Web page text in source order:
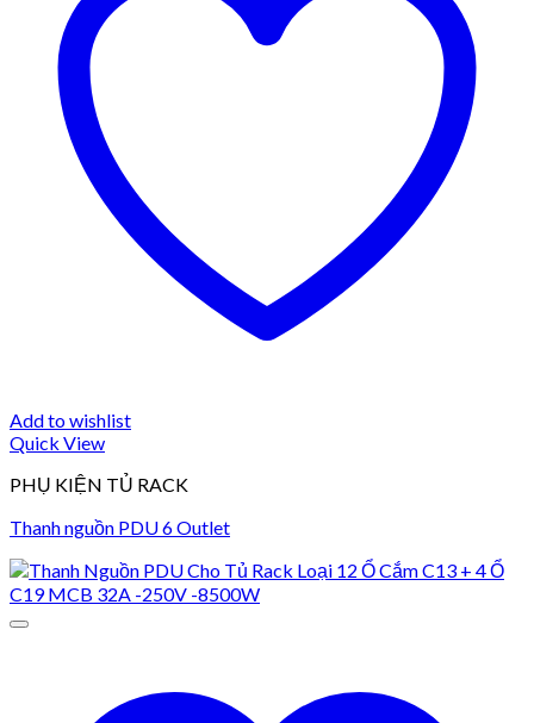
Add to wishlist
Quick View
PHỤ KIỆN TỦ RACK
Thanh nguồn PDU 6 Outlet